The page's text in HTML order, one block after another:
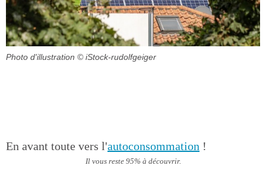
Photo d'illustration © iStock-rudolfgeiger
En avant toute vers l'autoconsommation !
Il vous reste 95% à découvrir.